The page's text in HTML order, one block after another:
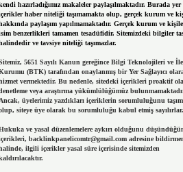
hazırladığımız makaleler paylaşılmaktadır. Burada yer
haber niteliği taşımamakta olup, gerçek kurum ve
paylaşım yapılmamaktadır. Gerçek kurum ve
benzerlikleri tamamen tesadüfidir. Sitemizdeki bilgiler
ve tavsiye niteliği taşımazlar.
5651 Sayılı Kanun gereğince Bilgi Teknolojileri ve
(BTK) tarafından onaylanmış bir Yer Sağlayıcı
vermektedir. Bu nedenle, sitedeki içerikleri proaktif
veya araştırma yükümlülüğümüz
üyelerimiz yazdıkları içeriklerin sorumluluğunu
siteye üye olarak bu sorumluluğu kabul etmiş sayılırlar.
ve yasal düzenlemelere aykırı olduğunu
backlinkpanelicomtr@gmail.comadresine
ilgili içerikler yasal süre içerisinde sitemizden